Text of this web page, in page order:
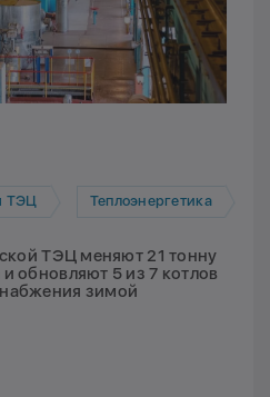
ТЭЦ Теплоэнергетика
ТЭЦ меняют 21 тонну
обновляют 5 из 7 котлов
зимой